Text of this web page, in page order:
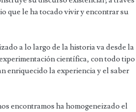
que le ha tocado vivir y encontrar su
a lo largo de la historia va desde la
científica, con todo tipo
enriquecido la experiencia y el saber
encontramos ha homogeneizado el